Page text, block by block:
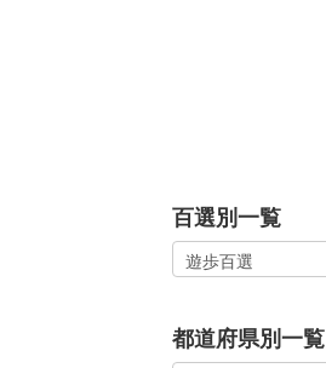
百選別一覧
都道府県別一覧